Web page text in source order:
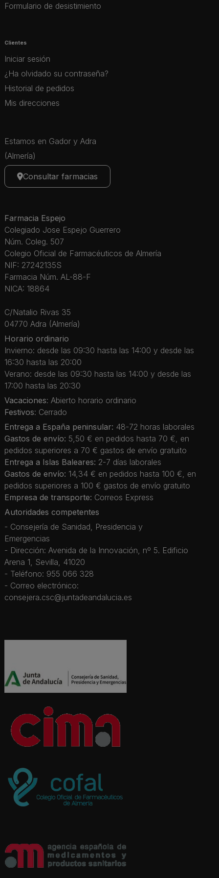
Formulario de desistimiento
Clientes
Iniciar sesión
¿Ha olvidado su contraseña?
Historial de pedidos
Mis direcciones
Estamos en Gador y Adra
(Almería)
Consultar farmacias
Farmacia Espejo
Colegiado Jose Espejo Guerrero
Núm. Coleg. 507
Colegio Oficial de Farmacéuticos de Almería
NIF: 27242135S
Farmacia Núm. AL-88-F
NICA: 18864
C/Natalio Rivas 35
04770 Adra (Almería)
Horario ordinario
Invierno: desde las 09:30 hasta las 14:00 y desde las
16:30 hasta las 20:00
Verano: desde las 09:30 hasta las 14:00 y desde las
17:00 hasta las 20:30
Vacaciones: Abierto horario ordinario
Festivos: Cerrado
Entrega a España peninsular: 48-72 horas laborales
Gastos de envío: 5,50 € en pedidos hasta 70 €, en
pedidos superiores a 70 € gastos de envío gratuito
Entrega a Islas Baleares: 2-7 días laborales
Gastos de envío: 14,34 € en pedidos hasta 100 €, en
pedidos superiores a 100 € gastos de envío gratuito
Empresa de transporte: Correos Express
Autoridades competentes
- Consejería de Sanidad, Presidencia y
Emergencias
- Dirección: Avenida de la Innovación, nº 5. Edificio
Arena 1, Sevilla, 41020
- Teléfono: 955 066 328
- Correo electrónico:
consejera.csc@juntadeandalucia.es